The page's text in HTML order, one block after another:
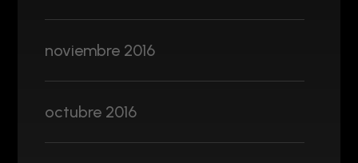
noviembre 2016
octubre 2016